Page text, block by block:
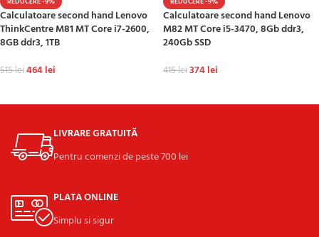
Calculatoare second hand Lenovo
ThinkCentre M81 MT Core i7-2600,
8GB ddr3, 1TB
515lei464lei
Calculatoare second hand Lenovo
M82 MT Core i5-3470, 8Gb ddr3,
240Gb SSD
415lei374lei
LIVRARE GRATUITĂ
Pentru comenzi de peste 700 lei
PLATA ONLINE
Simplu si sigur